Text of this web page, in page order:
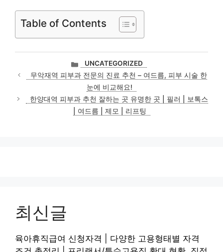
Table of Contents
카
테
고
리
UNCATEGORIZED
무악재역 피부과 전문의 진료 추천 – 여드름, 피부 시술 한
눈에 비교해요!
한양대역 피부과 추천 잘하는 곳 유명한 곳 | 필러 | 보톡스
| 여드름 | 제모 | 리프팅
최신글
육아휴직급여 신청자격 | 다양한 고용형태별 자격